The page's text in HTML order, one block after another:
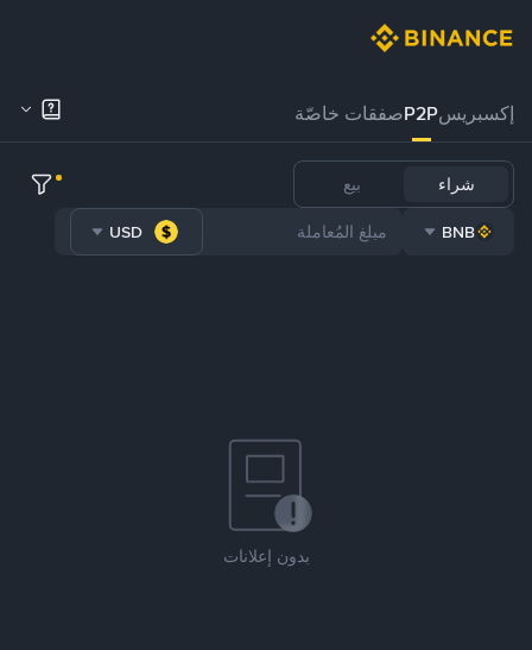
إكسبريسP2Pصفقات خاصّة
شراء بيع
BNB
USD
بدون إعلانات